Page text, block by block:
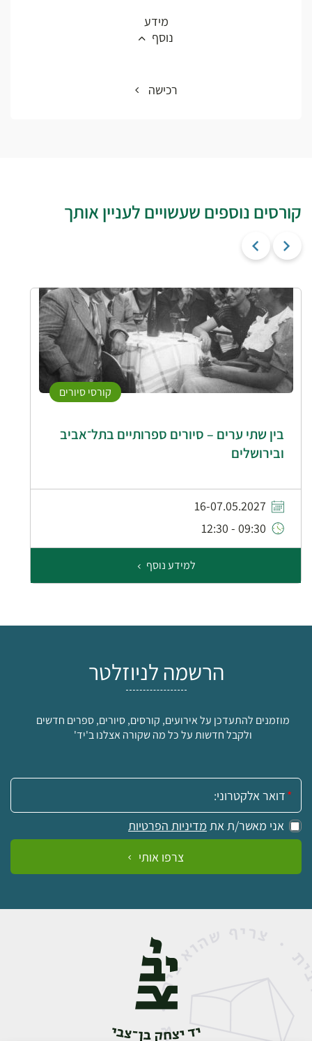
מידע
נוסף
רכישה
קורסים נוספים שעשויים לעניין אותך
קורסי סיורים
בין שתי ערים – סיורים ספרותיים בתל־אביב
ובירושלים
16-07.05.2027
09:30 - 12:30
למידע נוסף
הרשמה לניוזלטר
מוזמנים להתעדכן על אירועים, קורסים, סיורים, ספרים חדשים
ולקבל חדשות על כל מה שקורה אצלנו ב'יד'
אימייל:
אני מאשר/ת את מדיניות הפרטיות
צרפו אותי